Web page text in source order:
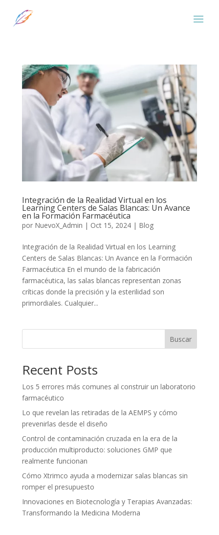
Integración de la Realidad Virtual en los
Learning Centers de Salas Blancas: Un Avance
en la Formación Farmacéutica
por NuevoX_Admin | Oct 15, 2024| Blog
Integración de la Realidad Virtual en los Learning
Centers de Salas Blancas: Un Avance en la Formación
Farmacéutica En el mundo de la fabricación
farmacéutica, las salas blancas representan zonas
críticas donde la precisión y la esterilidad son
primordiales. Cualquier...
Buscar
Recent Posts
Los 5 errores más comunes al construir un laboratorio
farmacéutico
Lo que revelan las retiradas de la AEMPS y cómo
prevenirlas desde el diseño
Control de contaminación cruzada en la era de la
producción multiproducto: soluciones GMP que
realmente funcionan
Cómo Xtrimco ayuda a modernizar salas blancas sin
romper el presupuesto
Innovaciones en Biotecnología y Terapias Avanzadas:
Transformando la Medicina Moderna